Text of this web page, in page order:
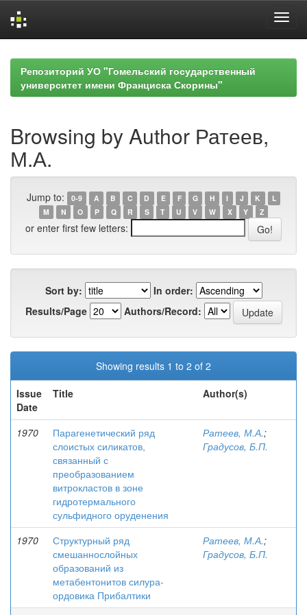
navigationРепозиторий УО "Гомельский государственный
университет имени Франциска Скорины"
Browsing by Author Ратеев,
М.А.
Jump to: 0-9 A B C D E F G H I J K
L
M
N O P Q R S T U V W X Y Z
or enter first few letters:
Sort by:
In order:
Results/Page
Authors/Record:
Showing results 1 to 2 of 2
Issue
Date
Title Author(s)
1970
Парагенетический ряд
слоистых силикатов,
связанный с
преобразованием
витрокластов в зоне
гидротермального
сульфидного оруденения
Ратеев, М.А.;
Градусов, Б.П.
1970
Структурный ряд
смешаннослойных
образований из
метабентонитов силура-
ордовика Прибалтики
Ратеев, М.А.;
Градусов, Б.П.